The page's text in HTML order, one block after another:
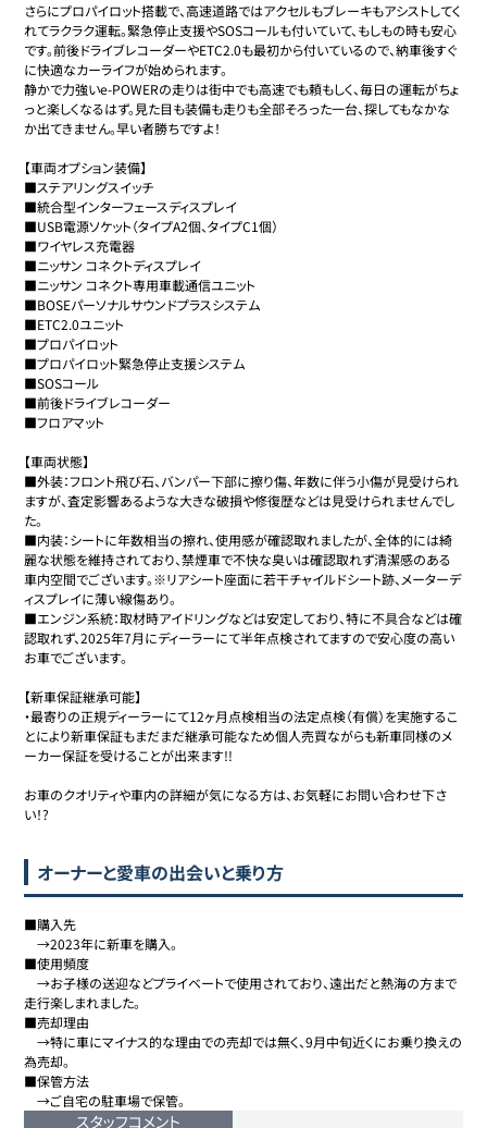
さらにプロパイロット搭載で、高速道路ではアクセルもブレーキもアシストしてく
れてラクラク運転。緊急停止支援やSOSコールも付いていて、もしもの時も安心
です。前後ドライブレコーダーやETC2.0も最初から付いているので、納車後すぐ
に快適なカーライフが始められます。
静かで力強いe-POWERの走りは街中でも高速でも頼もしく、毎日の運転がちょ
っと楽しくなるはず。見た目も装備も走りも全部そろった一台、探してもなかな
か出てきません。早い者勝ちですよ！
【車両オプション装備】
■ステアリングスイッチ
■統合型インターフェースディスプレイ
■USB電源ソケット（タイプA2個、タイプC1個）
■ワイヤレス充電器
■ニッサン コネクトディスプレイ
■ニッサン コネクト専用車載通信ユニット
■BOSEパーソナルサウンドプラスシステム
■ETC2.0ユニット
■プロパイロット
■プロパイロット緊急停止支援システム
■SOSコール
■前後ドライブレコーダー
■フロアマット
【車両状態】
■外装：フロント飛び石、バンパー下部に擦り傷、年数に伴う小傷が見受けられ
ますが、査定影響あるような大きな破損や修復歴などは見受けられませんでし
た。
■内装：シートに年数相当の擦れ、使用感が確認取れましたが、全体的には綺
麗な状態を維持されており、禁煙車で不快な臭いは確認取れず清潔感のある
車内空間でございます。※リアシート座面に若干チャイルドシート跡、メーターデ
ィスプレイに薄い線傷あり。
■エンジン系統：取材時アイドリングなどは安定しており、特に不具合などは確
認取れず、2025年7月にディーラーにて半年点検されてますので安心度の高い
お車でございます。
【新車保証継承可能】
・最寄りの正規ディーラーにて12ヶ月点検相当の法定点検（有償）を実施するこ
とにより新車保証もまだまだ継承可能なため個人売買ながらも新車同様のメ
ーカー保証を受けることが出来ます!!
お車のクオリティや車内の詳細が気になる方は、お気軽にお問い合わせ下さ
い！?
オーナーと愛車の出会いと乗り方
■購入先
→2023年に新車を購入。
■使用頻度
→お子様の送迎などプライベートで使用されており、遠出だと熱海の方まで
走行楽しまれました。
■売却理由
→特に車にマイナス的な理由での売却では無く、9月中旬近くにお乗り換えの
為売却。
■保管方法
→ご自宅の駐車場で保管。
スタッフコメント